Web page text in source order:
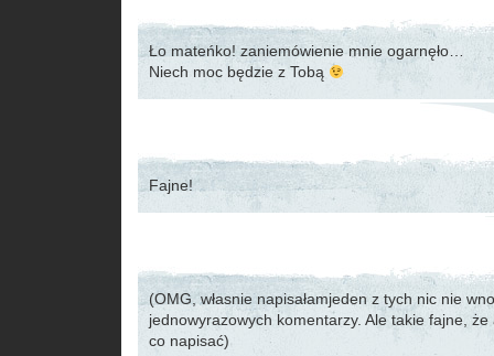
Ło mateńko! zaniemówienie mnie ogarnęło…
Niech moc będzie z Tobą
Fajne!
(OMG, własnie napisałamjeden z tych nic nie
jednowyrazowych komentarzy. Ale takie fajne, że
co napisać)